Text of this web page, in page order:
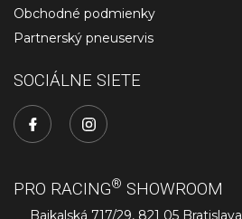
Obchodné podmienky
Partnerský pneuservis
SOCIÁLNE SIETE
PRO RACING® SHOWROOM